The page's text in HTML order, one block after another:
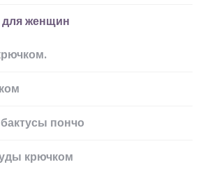
для женщин
пончо
крючком